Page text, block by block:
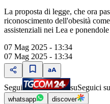
La proposta di legge, che ora
riconoscimento dell'obesità
assistenziali nei Lea e
07 Mag 2025 - 13:34
07 Mag 2025 - 13:34
Segui suSeguici su
whatsapp discover